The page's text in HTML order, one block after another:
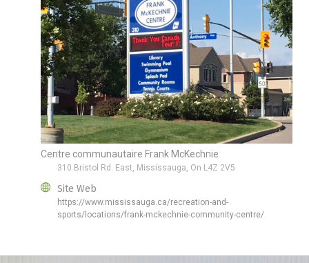
Centre communautaire Frank McKechnie
310 Bristol Rd. East, Mississauga, On L4Z 2V5
Site Web
https://www.mississauga.ca/recreation-and-
sports/locations/frank-mckechnie-community-centre/